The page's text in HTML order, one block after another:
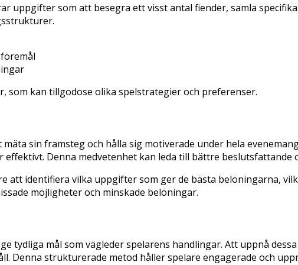
uppgifter som att besegra ett visst antal fiender, samla
som kan tillgodose olika spelstrategier och preferenser.
sin framsteg och hålla sig motiverade under hela
Denna medvetenhet kan leda till bättre beslutsfattande
att identifiera vilka uppgifter som ger de bästa belöningarna,
möjligheter och minskade belöningar.
tydliga mål som vägleder spelarens handlingar. Att uppnå
Denna strukturerade metod håller spelare engagerade och